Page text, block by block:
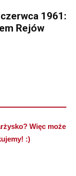
1961:
Rejów
Więc może
:)